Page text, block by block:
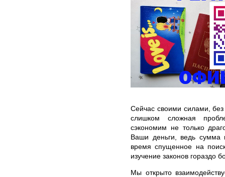
Сейчас своими силами,
слишком сложная
сэкономим не только
Ваши деньги, ведь сумма
время спущенное на
изучение законов гораздо
Мы открыто